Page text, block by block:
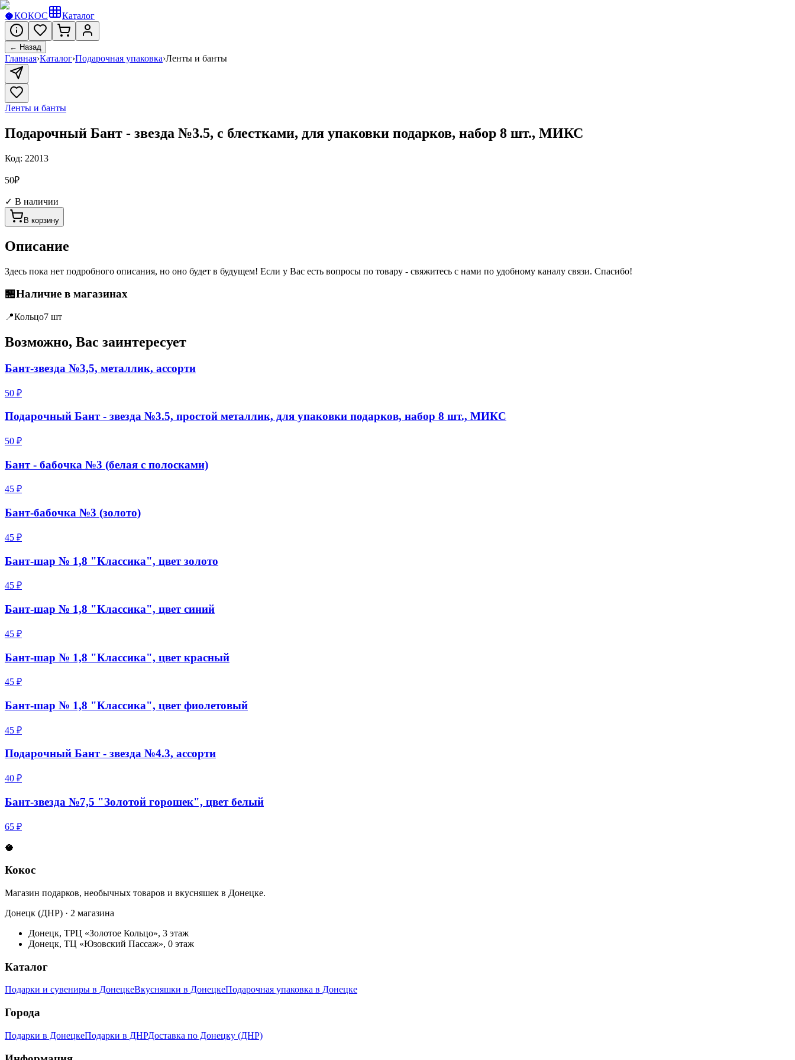
🥥КОКОС Каталог
← Назад
Главная›Каталог›Подарочная упаковка›Ленты и банты
Ленты и банты
Подарочный Бант - звезда №3.5, с блестками, для упаковки подарков, набор 8 шт., МИКС
Код: 22013
50₽
✓ В наличии
В корзину
Описание
Здесь пока нет подробного описания, но оно будет в будущем! Если у Вас есть вопросы по товару - свяжитесь с нами по удобному каналу связи. Спасибо!
🏪Наличие в магазинах
📍Кольцо7 шт
Возможно, Вас заинтересует
Бант-звезда №3,5, металлик, ассорти
50 ₽
Подарочный Бант - звезда №3.5, простой металлик, для упаковки подарков, набор 8 шт., МИКС
50 ₽
Бант - бабочка №3 (белая с полосками)
45 ₽
Бант-бабочка №3 (золото)
45 ₽
Бант-шар № 1,8 "Классика", цвет золото
45 ₽
Бант-шар № 1,8 "Классика", цвет синий
45 ₽
Бант-шар № 1,8 "Классика", цвет красный
45 ₽
Бант-шар № 1,8 "Классика", цвет фиолетовый
45 ₽
Подарочный Бант - звезда №4.3, ассорти
40 ₽
Бант-звезда №7,5 "Золотой горошек", цвет белый
65 ₽
🥥
Кокос
Магазин подарков, необычных товаров и вкусняшек в Донецке.
Донецк (ДНР) · 2 магазина
Донецк, ТРЦ «Золотое Кольцо», 3 этаж
Донецк, ТЦ «Юзовский Пассаж», 0 этаж
Каталог
Подарки и сувениры в ДонецкеВкусняшки в ДонецкеПодарочная упаковка в Донецке
Города
Подарки в ДонецкеПодарки в ДНРДоставка по Донецку (ДНР)